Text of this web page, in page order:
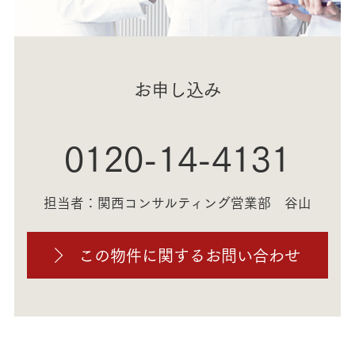
お申し込み
0120-14-4131
担当者：関西コンサルティング営業部 谷山
この物件に関するお問い合わせ